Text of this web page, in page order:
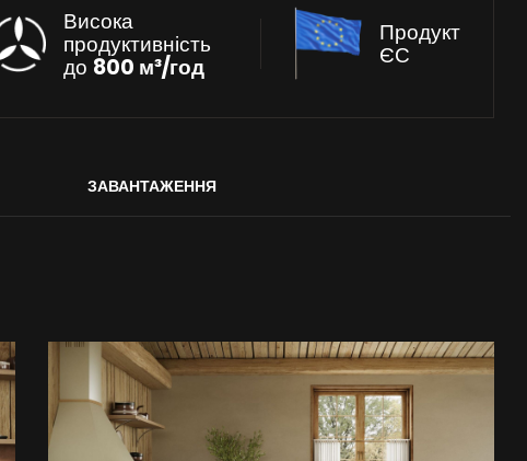
Висока
продуктивність
до 800 м³/год
Продукт
ЄС
ЗАВАНТАЖЕННЯ